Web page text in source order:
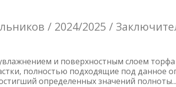
/ 2024/2025 /
и поверхностным слоем
полностью подходящие под данное
определенных значений